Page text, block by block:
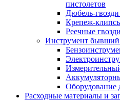
пистолетов
Дюбель-
Крепеж-
Реечные
Инструмент бывший
Оборудование
Расходные материалы и